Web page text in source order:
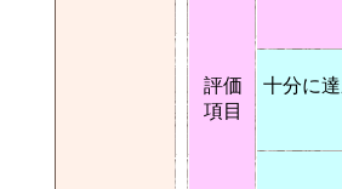
評価
項目
十分に